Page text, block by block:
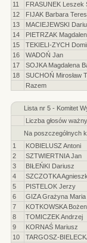
11
FRASUNEK Leszek
12
FIJAK Barbara
13
MACIEJEWSKI
14
PIETRZAK
15
TEKIELI-ZYCH
16
WADOŃ Jan
17
SOJKA Magdalena
18
SUCHOŃ Mirosław
Razem
Lista nr 5 - Komitet
Liczba głosów
Na poszczególnych
1
KOBIELUSZ Antoni
2
SZTWIERTNIA Jan
3
BIŁEŃKI Dariusz
4
SZCZOTKA
5
PISTELOK Jerzy
6
GIZA Grażyna Maria
7
KOTKOWSKA
8
TOMICZEK Andrzej
9
KORNAŚ Mariusz
10
TARGOSZ-